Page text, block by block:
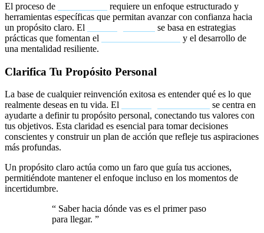
El proceso de
requiere un enfoque estructurado y
herramientas específicas que permitan avanzar con confianza hacia
un propósito claro. El
se basa en estrategias
prácticas que fomentan el
y el desarrollo de
una mentalidad resiliente.
Clarifica Tu Propósito Personal
La base de cualquier reinvención exitosa es entender qué es lo que
realmente deseas en tu vida. El
se centra en
ayudarte a definir tu propósito personal, conectando tus valores con
tus objetivos. Esta claridad es esencial para tomar decisiones
conscientes y construir un plan de acción que refleje tus aspiraciones
más profundas.
Un propósito claro actúa como un faro que guía tus acciones,
permitiéndote mantener el enfoque incluso en los momentos de
incertidumbre.
“ Saber hacia dónde vas es el primer paso
para llegar. ”